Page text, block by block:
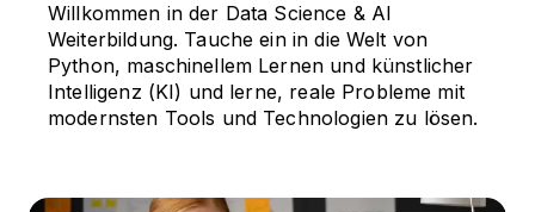
Willkommen in der Data Science & AI
Weiterbildung. Tauche ein in die Welt von
Python, maschinellem Lernen und künstlicher
Intelligenz (KI) und lerne, reale Probleme mit
modernsten Tools und Technologien zu lösen.